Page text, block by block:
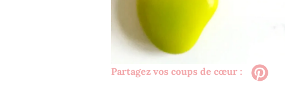
Partagez vos coups de cœur :